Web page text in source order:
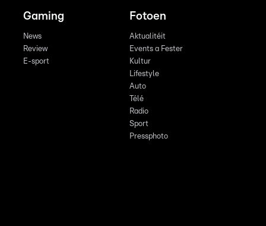
Gaming
News
Review
E-sport
Fotoen
Aktualitéit
Events a Fester
Kultur
Lifestyle
Auto
Télé
Radio
Sport
Pressphoto